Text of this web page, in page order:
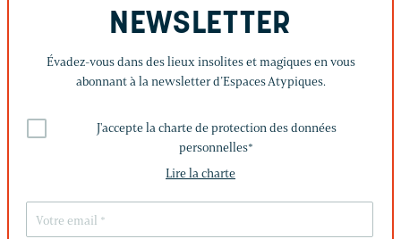
NEWSLETTER
Évadez-vous dans des lieux insolites et magiques en vous
abonnant à la newsletter d’Espaces Atypiques.
J'accepte la charte de protection des données
personnelles*
Lire la charte